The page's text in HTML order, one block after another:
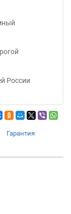
России
Гарантия